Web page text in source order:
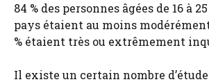
84 % des personnes âgées de 16 à
pays étaient au moins
% étaient très ou extrêmement
Il existe un certain nombre